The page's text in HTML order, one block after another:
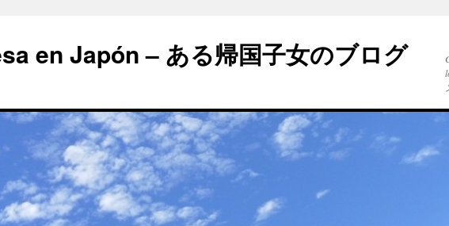
en Japón – ある帰国子女のブログ